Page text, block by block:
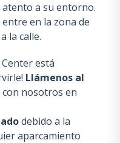
atento a su entorno.
en la zona de
la calle.
está
Llámenos al
con nosotros en
debido a la
aparcamiento